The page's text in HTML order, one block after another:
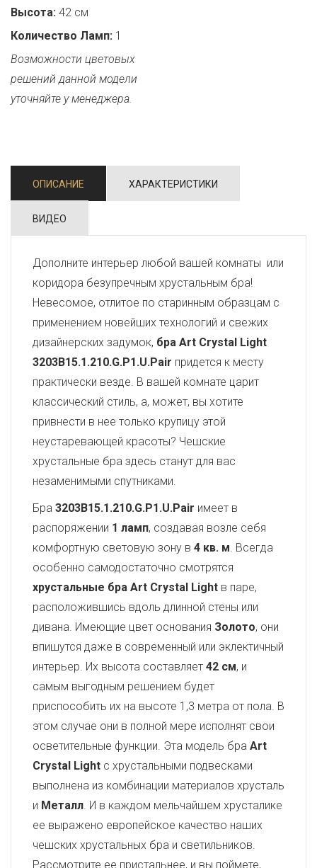
Высота: 42 см
Количество Ламп: 1
Возможности цветовых
решений данной модели
уточняйте у менеджера.
ОПИСАНИЕ ХАРАКТЕРИСТИКИ
ВИДЕО
Дополните интерьер любой вашей комнаты или
коридора безупречным хрустальным бра!
Невесомое, отлитое по старинным образцам с
применением новейших технологий и свежих
дизайнерских задумок, бра Art Crystal Light
3203B15.1.210.G.P1.U.Pair придется к месту
практически везде. В вашей комнате царит
классический стиль, а, может, вы хотите
привнести в нее только крупицу этой
неустаревающей красоты? Чешские
хрустальные бра здесь станут для вас
незаменимыми спутниками.
Бра 3203B15.1.210.G.P1.U.Pair имеет в
распоряжении 1 ламп, создавая возле себя
комфортную световую зону в 4 кв. м. Всегда
особенно самодостаточно смотрятся
хрустальные бра Art Crystal Light в паре,
расположившись вдоль длинной стены или
дивана. Имеющие цвет основания Золото, они
впишутся даже в современный или эклектичный
интерьер. Их высота составляет 42 см, и
самым выгодным решением будет
приспособить их на высоте 1,3 метра от пола. В
этом случае они в полной мере исполнят свои
осветительные функции. Эта модель бра Art
Crystal Light с хрустальными подвесками
выполнена из комбинации материалов хрусталь
и Металл. И в каждом мельчайшем хрусталике
ее выражено европейское качество наших
чешских хрустальных бра и светильников.
Рассмотрите ее пристальнее, и вы поймете,